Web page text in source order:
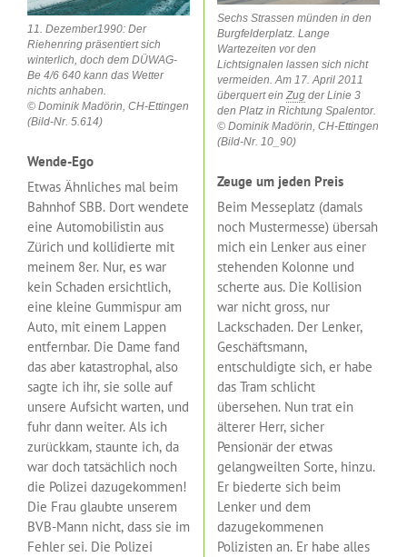
11. Dezember1990: Der
Riehenring präsentiert sich
winterlich, doch dem DÜWAG-
Be 4/6 640 kann das Wetter
nichts anhaben.
© Dominik Madörin, CH-Ettingen
(Bild-Nr. 5.614)
Wende-Ego
Etwas Ähnliches mal beim
Bahnhof SBB. Dort wendete
eine Automobilistin aus
Zürich und kollidierte mit
meinem 8er. Nur, es war
kein Schaden ersichtlich,
eine kleine Gummispur am
Auto, mit einem Lappen
entfernbar. Die Dame fand
das aber katastrophal, also
sagte ich ihr, sie solle auf
unsere Aufsicht warten, und
fuhr dann weiter. Als ich
zurückkam, staunte ich, da
war doch tatsächlich noch
die Polizei dazugekommen!
Die Frau glaubte unserem
BVB-Mann nicht, dass sie im
Fehler sei. Die Polizei
Sechs Strassen münden in den
Burgfelderplatz. Lange
Wartezeiten vor den
Lichtsignalen lassen sich nicht
vermeiden. Am 17. April 2011
überquert ein Zug der Linie 3
den Platz in Richtung Spalentor.
© Dominik Madörin, CH-Ettingen
(Bild-Nr. 10_90)
Zeuge um jeden Preis
Beim Messeplatz (damals
noch Mustermesse) übersah
mich ein Lenker aus einer
stehenden Kolonne und
scherte aus. Die Kollision
war nicht gross, nur
Lackschaden. Der Lenker,
Geschäftsmann,
entschuldigte sich, er habe
das Tram schlicht
übersehen. Nun trat ein
älterer Herr, sicher
Pensionär der etwas
gelangweilten Sorte, hinzu.
Er biederte sich beim
Lenker und dem
dazugekommenen
Polizisten an. Er habe alles